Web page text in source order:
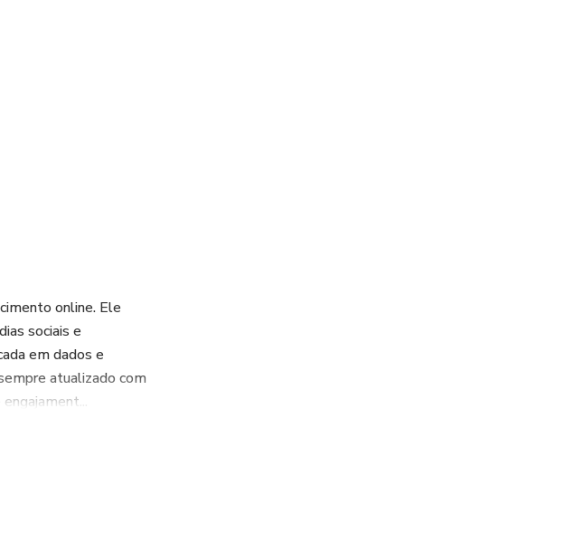
online. Ele
sociais e
em dados e
atualizado com